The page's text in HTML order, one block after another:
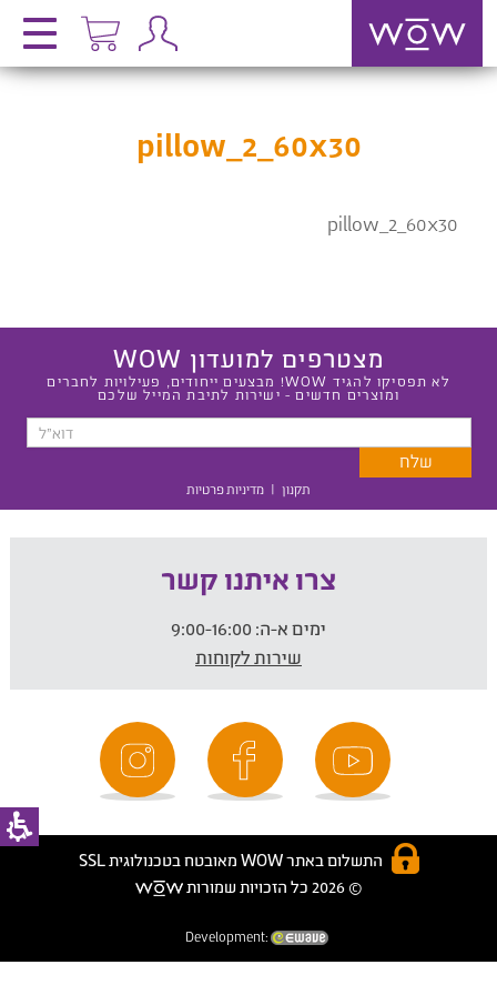
pillow_2_60x30
pillow_2_60x30
מצטרפים למועדון WOW
לא תפסיקו להגיד WOW! מבצעים ייחודים, פעילויות לחברים
ומוצרים חדשים - ישירות לתיבת המייל שלכם
תקנון | מדיניות פרטיות
צרו איתנו קשר
ימים א-ה:
שירות לקוחות
התשלום באתר WOW מאובטח בטכנולוגית SSL
© 2026 כל הזכויות שמורות
Development: